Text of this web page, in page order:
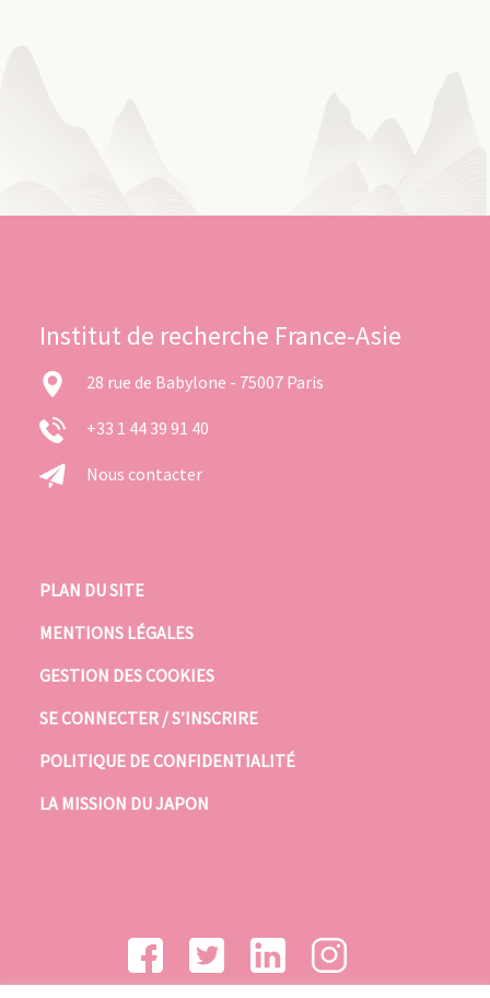
Institut de recherche France-Asie
28 rue de Babylone - 75007 Paris
+33 1 44 39 91 40
Nous contacter
PLAN DU SITE
MENTIONS LÉGALES
GESTION DES COOKIES
SE CONNECTER / S’INSCRIRE
POLITIQUE DE CONFIDENTIALITÉ
LA MISSION DU JAPON